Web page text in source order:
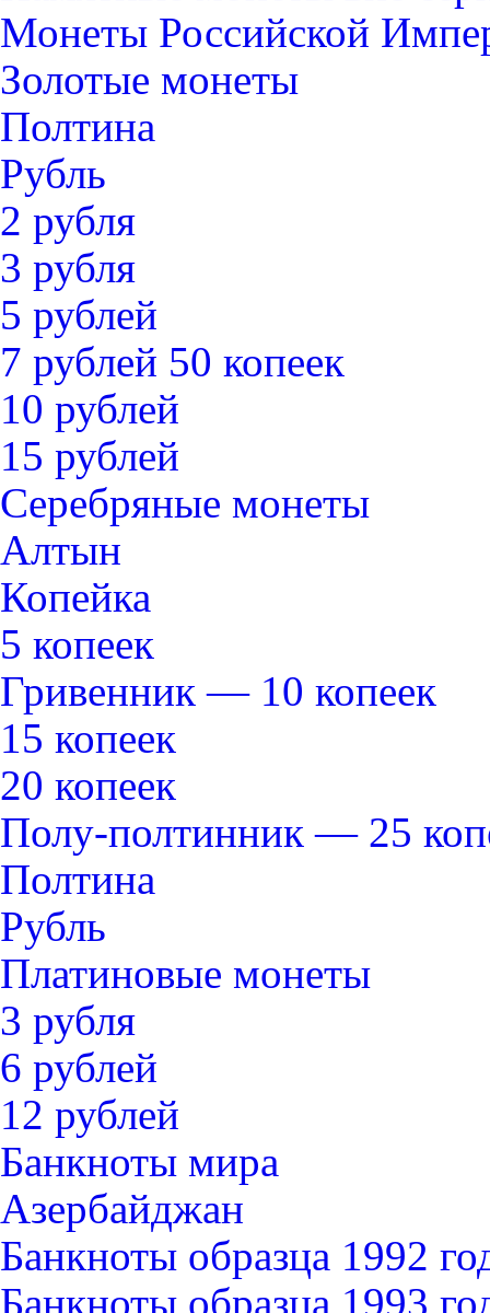
Монеты Российской
Золотые монеты
Полтина
Рубль
2 рубля
3 рубля
5 рублей
7 рублей 50 копеек
10 рублей
15 рублей
Серебряные монеты
Алтын
Копейка
5 копеек
Гривенник — 10 копеек
15 копеек
20 копеек
Полу-полтинник — 25
Полтина
Рубль
Платиновые монеты
3 рубля
6 рублей
12 рублей
Банкноты мира
Азербайджан
Банкноты образца 1992
Банкноты образца 1993